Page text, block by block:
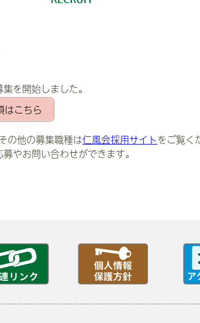
を開始しました。
はこちら
の他の募集職種は仁風会採用サイトをご覧く
やお問い合わせができます。